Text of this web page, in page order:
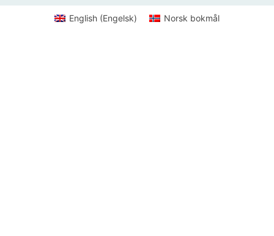
English (Engelsk) Norsk bokmål